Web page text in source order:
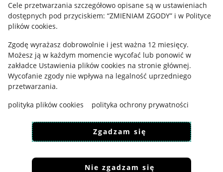
Cele przetwarzania szczegółowo opisane są w ustawieniach
dostępnych pod przyciskiem: “ZMIENIAM ZGODY” i w Polityce
plików cookies.
Zgodę wyrażasz dobrowolnie i jest ważna 12 miesięcy.
Możesz ją w każdym momencie wycofać lub ponowić w
zakładce Ustawienia plików cookies na stronie głównej.
Wycofanie zgody nie wpływa na legalność uprzedniego
przetwarzania.
polityka plików cookies
polityka ochrony prywatności
Zgadzam się
Nie zgadzam się
Korzystanie z serwisu oznacza akceptacjęregulaminu.